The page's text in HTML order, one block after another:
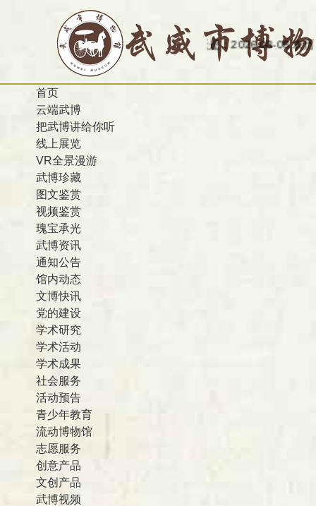
今天是：2026-08-08 农历 丙午 星期
首页
云端武博
把武博讲给你听
线上展览
VR全景漫游
武博珍藏
图文鉴赏
视频鉴赏
瑰宝承光
武博资讯
通知公告
馆内动态
文博快讯
党的建设
学术研究
学术活动
学术成果
社会服务
活动预告
青少年教育
流动博物馆
志愿服务
创意产品
文创产品
武博视频